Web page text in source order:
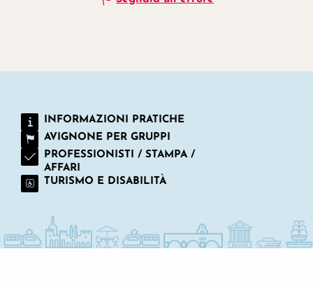
INFORMAZIONI PRATICHE
AVIGNONE PER GRUPPI
PROFESSIONISTI / STAMPA /
AFFARI
TURISMO E DISABILITÀ